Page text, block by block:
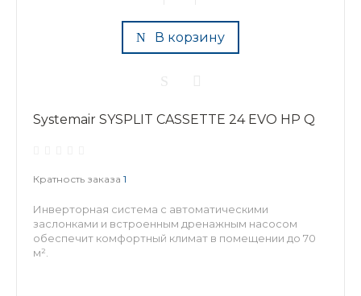
В корзину
Systemair SYSPLIT CASSETTE 24 EVO HP Q
Кратность заказа 1
Инверторная система с автоматическими
заслонками и встроенным дренажным насосом
обеспечит комфортный климат в помещении до 70
м².